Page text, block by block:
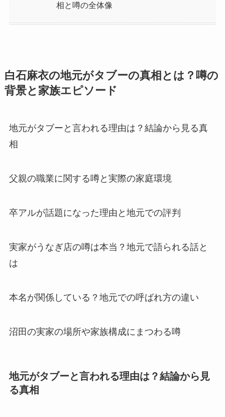
相と噂の全体像
白石麻衣の地元がタブーの真相とは？噂の
背景と家族エピソード
地元がタブーと言われる理由は？結論から見る真
相
父親の職業に関する噂と実際の家庭環境
卒アルが話題になった理由と地元での評判
実家がうなぎ店の噂は本当？地元で語られる話と
は
本名が関係している？地元での呼ばれ方の違い
沼田の実家の場所や家族構成にまつわる噂
地元がタブーと言われる理由は？結論から見
る真相